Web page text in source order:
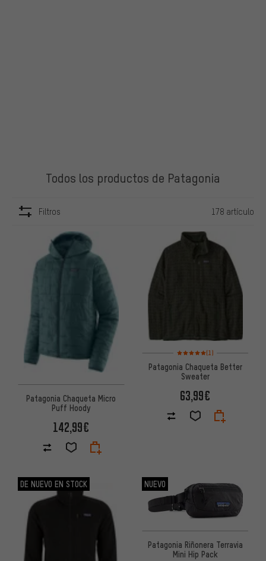
Todos los productos de Patagonia
Filtros 178 artículo
Patagonia Chaqueta Micro
Puff Hoody
142,99€
Valoración media: 5 de 5
(1)
Patagonia Chaqueta Better
Sweater
63,99€
DE NUEVO EN STOCK NUEVO
Patagonia Riñonera Terravia
Mini Hip Pack